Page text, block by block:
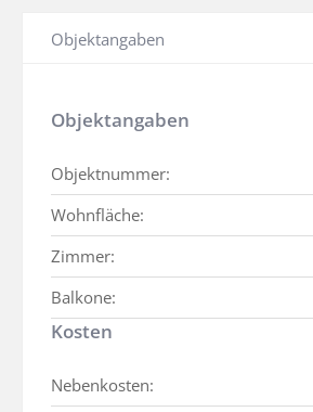
Objektangaben
Objektangaben
Objektnummer:
Wohnfläche:
Zimmer:
Balkone:
Kosten
Nebenkosten: